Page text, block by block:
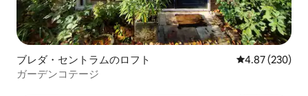
ブレダ・セントラムのロフト レビュー230
4.87 (230)
ガーデンコテージ